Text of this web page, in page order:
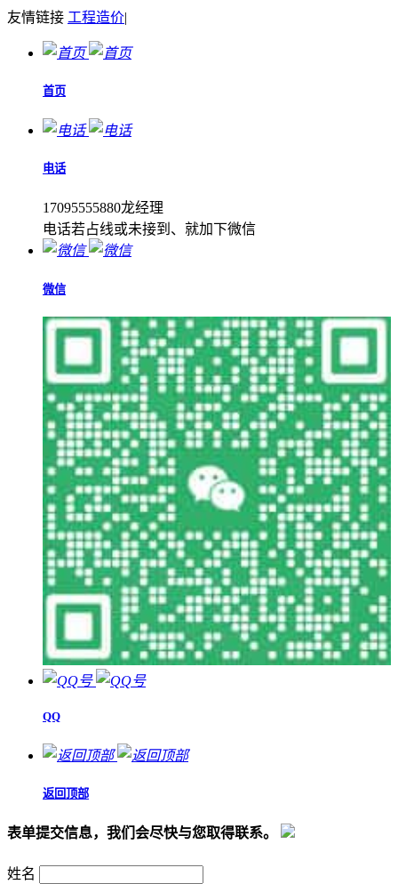
友情链接 工程造价|
首页
电话
17095555880龙经理
电话若占线或未接到、就加下微信
微信
QQ
返回顶部
表单提交信息，我们会尽快与您取得联系。
姓名